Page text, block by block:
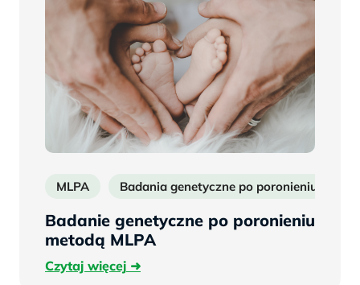
MLPA Badania genetyczne po poronieniu
Badanie genetyczne po poronieniu
metodą MLPA
Czytaj więcejCzytaj